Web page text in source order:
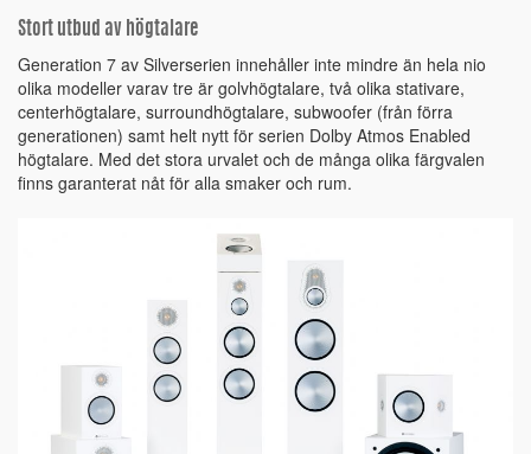
Stort utbud av högtalare
Generation 7 av Silverserien innehåller inte mindre än hela nio
olika modeller varav tre är golvhögtalare, två olika stativare,
centerhögtalare, surroundhögtalare, subwoofer (från förra
generationen) samt helt nytt för serien Dolby Atmos Enabled
högtalare. Med det stora urvalet och de många olika färgvalen
finns garanterat nåt för alla smaker och rum.